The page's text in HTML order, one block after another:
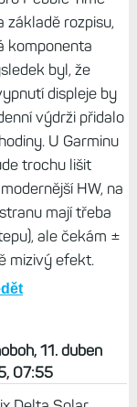
displeje neviděl
aktivitě, to F7
pak mi displej šel
s podsvícením,
je otázka, kolik by
displeje
Kdysi jsem to
Pebble Time
základě rozpisu,
komponenta
byl, že
výdrži přidalo
U Garminu